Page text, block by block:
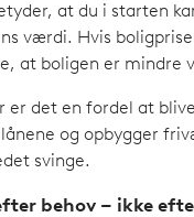
at du i starten
værdi. Hvis
at boligen er mindre
er det en fordel at
og opbygger
svinge.
behov – ikke